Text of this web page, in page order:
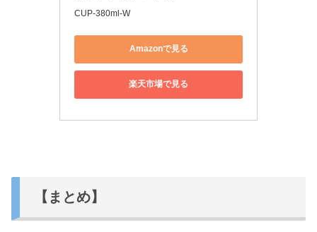
CUP-380ml-W
Amazonで見る
楽天市場で見る
【まとめ】